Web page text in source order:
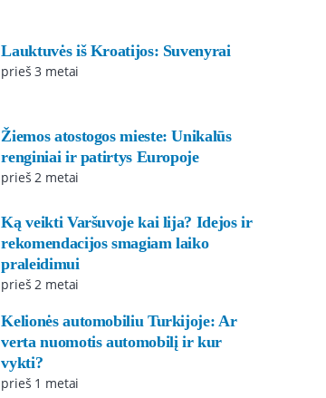
Lauktuvės iš Kroatijos: Suvenyrai
prieš 3 metai
Žiemos atostogos mieste: Unikalūs
renginiai ir patirtys Europoje
prieš 2 metai
Ką veikti Varšuvoje kai lija? Idejos ir
rekomendacijos smagiam laiko
praleidimui
prieš 2 metai
Kelionės automobiliu Turkijoje: Ar
verta nuomotis automobilį ir kur
vykti?
prieš 1 metai